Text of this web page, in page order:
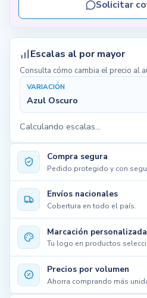
Compra segura
Pedido protegido y con
Envíos nacionales
Cobertura en todo el país.
Marcación personalizada
Tu logo en productos
Precios por volumen
Ahorra comprando más
Solicitar
Escalas al por mayor
Consulta cómo cambia el precio al
VARIACIÓN
Azul Oscuro
Calculando escalas...